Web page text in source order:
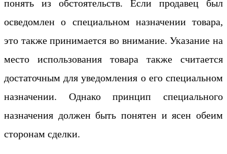
понять из обстоятельств. Если продавец был
осведомлен о специальном назначении товара,
это также принимается во внимание. Указание на
место использования товара также считается
достаточным для уведомления о его специальном
назначении. Однако принцип специального
назначения должен быть понятен и ясен обеим
сторонам сделки.